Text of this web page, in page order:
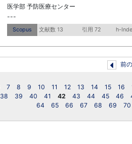
医学部 予防医療センター
---
Scopus 文献数 13 引用 72 h-
前
7 8 9 10 11 12 13 14 15 16
38 39 40 41 42 43 44 45 46
64
65 66 67 68 69 70